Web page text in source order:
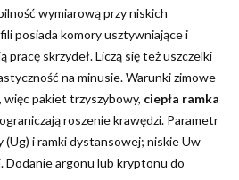
wymiarową przy niskich
posiada komory usztywniające i
pracę skrzydeł. Liczą się też uszczelki
na minusie. Warunki zimowe
więc pakiet trzyszybowy, ciepła ramka
roszenie krawędzi. Parametr
(Ug) i ramki dystansowej; niskie Uw
Dodanie argonu lub kryptonu do